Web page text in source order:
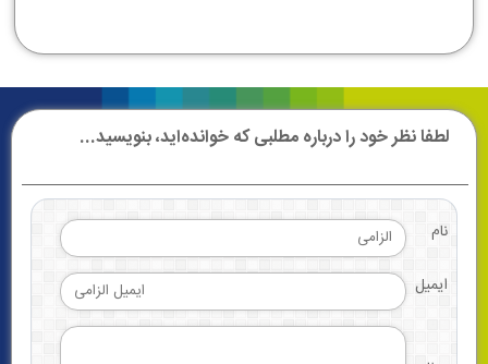
لطفا نظر خود را درباره مطلبی که خوانده‌اید، بنویسید...
نام
ایمیل